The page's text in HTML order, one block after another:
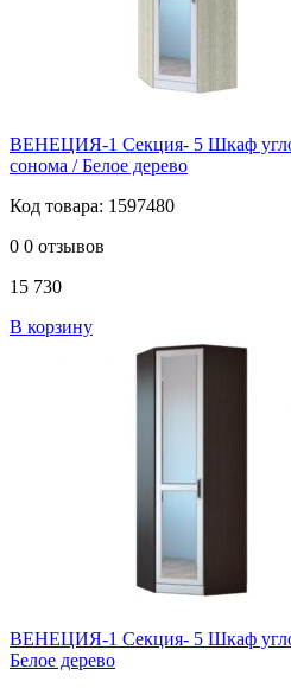
ВЕНЕЦИЯ-1 Секция- 5 Шкаф
сонома / Белое дерево
Код товара: 1597480
0 0 отзывов
15 730
В корзину
ВЕНЕЦИЯ-1 Секция- 5 Шкаф
Белое дерево